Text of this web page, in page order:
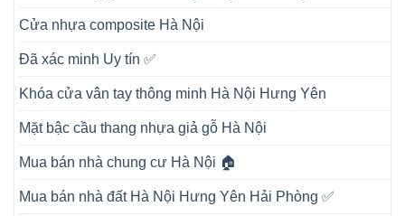
Cửa nhựa composite Hà Nội
Đã xác minh Uy tín ✅
Khóa cửa vân tay thông minh Hà Nội Hưng Yên
Mặt bậc cầu thang nhựa giả gỗ Hà Nội
Mua bán nhà chung cư Hà Nội 🏠
Mua bán nhà đất Hà Nội Hưng Yên Hải Phòng ✅